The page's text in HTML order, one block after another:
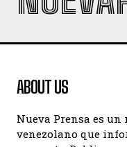
ABOUT US
Nueva Prensa es
venezolano que